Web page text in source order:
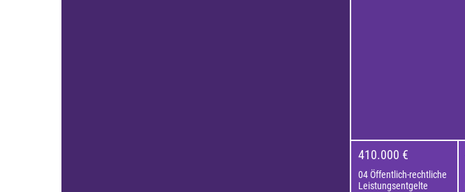
410.000 €
04 Öffentlich-rechtliche
Leistungsentgelte